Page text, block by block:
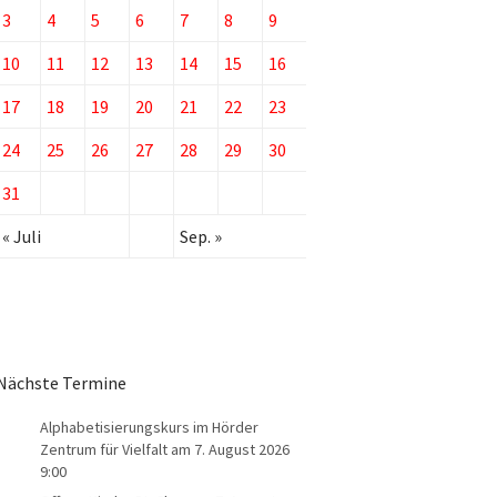
3 4 5 6 7 8
9
10
11 12 13 14 15
16
17
18 19 20 21 22
23
24
25 26 27 28 29
30
31
« Juli
Sep. »
Termine
Alphabetisierungskurs im Hörder
Zentrum für Vielfalt am 7. August 2026
9:00